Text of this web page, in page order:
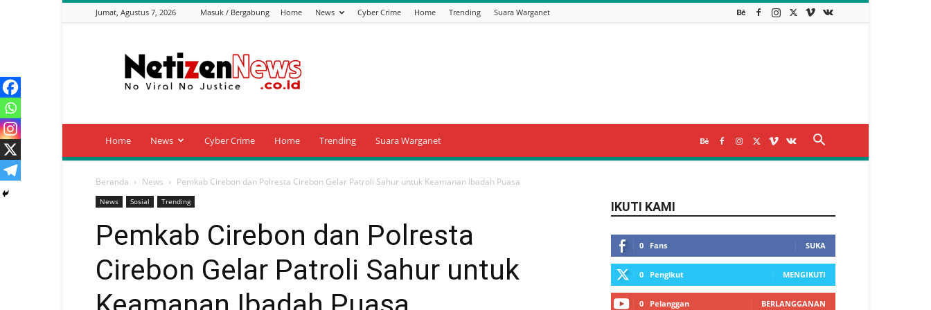
Jumat, Agustus 7, 2026 Masuk / Bergabung Home News Cyber Crime Home Trending Suara Warganet
News
Home News Cyber Crime Home Trending Suara Warganet
Beranda News Pemkab Cirebon dan Polresta Cirebon Gelar Patroli Sahur untuk Keamanan Ibadah Puasa
News Sosial Trending
Pemkab Cirebon dan Polresta
Cirebon Gelar Patroli Sahur untuk
IKUTI KAMI
0 Fans SUKA
0 Pengikut MENGIKUTI
0 Pelanggan BERLANGGANAN